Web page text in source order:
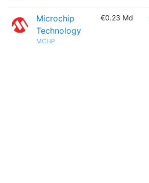
Microchip
Technology
MCHP
€0.23 Md